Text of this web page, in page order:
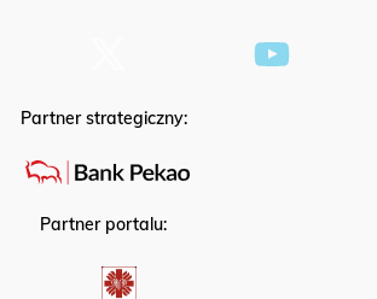
Partner strategiczny:
Partner portalu: